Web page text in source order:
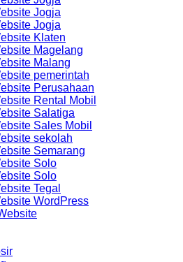
Jogja
Jogja
Klaten
Magelang
Malang
pemerintah
Perusahaan
Rental Mobil
Salatiga
Sales Mobil
sekolah
Semarang
Solo
Solo
Tegal
WordPress